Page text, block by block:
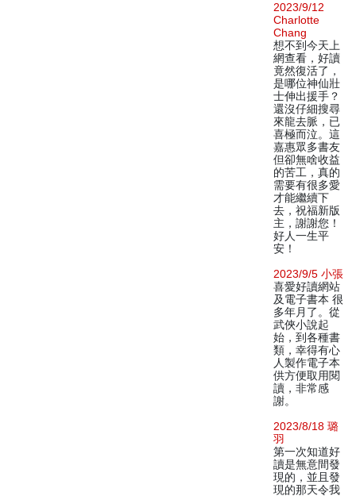
2023/9/12
Charlotte
Chang
想不到今天上
網查看，好讀
竟然復活了，
是哪位神仙壯
士伸出援手？
還沒仔細搜尋
來龍去脈，已
喜極而泣。這
嘉惠眾多書友
但卻無啥收益
的苦工，真的
需要有很多愛
才能繼續下
去，祝福新版
主，謝謝您！
好人一生平
安！
2023/9/5 小張
喜愛好讀網站
及電子書本 很
多年月了。從
武俠小說起
始，到各種書
類，幸得有心
人製作電子本
供方便取用閱
讀，非常感
謝。
2023/8/18 璐
羽
第一次知道好
讀是無意間發
現的，並且發
現的那天令我